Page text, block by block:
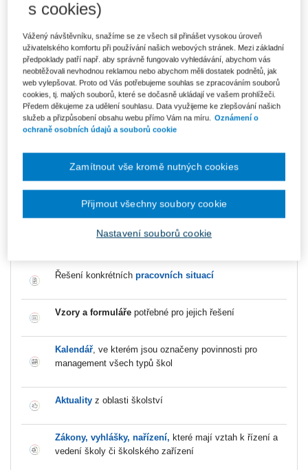
S aplikacíŘízení školy
pracovníkům spolehlivé vedení. Společně s kolektivem
špičkových autorů nabízíme informační podporu, díky které
získáte bezpečné zázemí a zajistíte své škole úspěšnou
budoucnost.
Věnujeme se tématům:
ekonomické a pracovněprávní vztahy školy
informace o všech vnitřních předpisech a směrnicích včetně
o výběrových řízeních
správním řízení
a mnoho dalších
Řešení konkrétních pracovních situací
Vzory a formuláře potřebné pro jejich řešení
Kalendář, ve kterém jsou označeny povinnosti pro
management všech typů škol
Aktuality z oblasti školství
Zákony, vyhlášky, nařízení, které mají vztah k řízení a
vedení školy či školského zařízení
s cookies)
Vážený návštěvníku, snažíme se ze všech sil přinášet vysokou úroveň
uživatelského komfortu při používání našich webových stránek. Mezi základní
předpoklady patří např. aby správně fungovalo vyhledávání, abychom vás
neobtěžovali nevhodnou reklamou nebo abychom měli dostatek podnětů, jak
web vylepšovat. Proto od Vás potřebujeme souhlas se zpracováním souborů
cookies, tj. malých souborů, které se dočasně ukládají ve vašem prohlížeči.
Předem děkujeme za udělení souhlasu. Data využijeme ke zlepšování našich
služeb a přizpůsobení obsahu webu přímo Vám na míru. Oznámení o
ochraně osobních údajů a souborů cookie
Nastavení souborů cookie
Zamítnout vše kromě nutných cookies
Přijmout všechny soubory cookie